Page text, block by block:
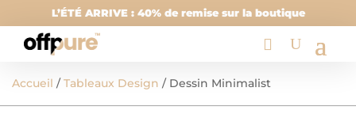
L’ÉTÉ ARRIVE : 40% de remise sur la boutique
Accueil /Tableaux Design / Dessin Minimalist